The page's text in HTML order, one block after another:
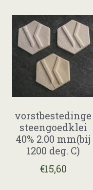
vorstbestedinge
steengoedklei
40% 2.00 mm(bij
1200 deg. C)
€15,60